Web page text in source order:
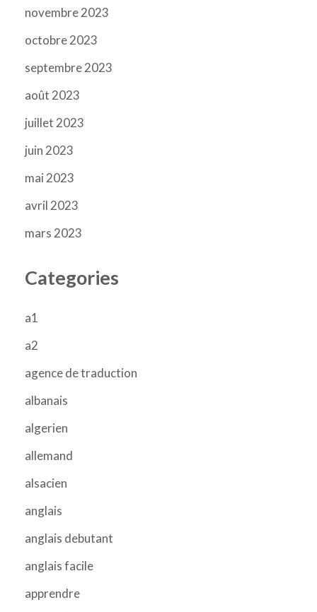
novembre 2023
octobre 2023
septembre 2023
août 2023
juillet 2023
juin 2023
mai 2023
avril 2023
mars 2023
Categories
a1
a2
agence de traduction
albanais
algerien
allemand
alsacien
anglais
anglais debutant
anglais facile
apprendre